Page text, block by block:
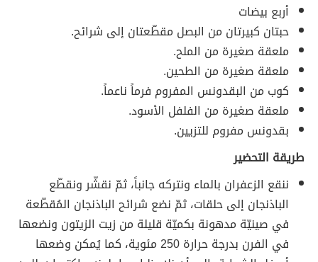
أربع بيضات
حبتان كبيرتان من البصل مقطّعتان إلى شرائح.
ملعقة صغيرة من الملح.
ملعقة صغيرة من الطحين.
كوب من البقدونس المفروم فرماً ناعماً.
ملعقة صغيرة من الفلفل الأسود.
بقدونس مفروم للتزيين.
طريقة التحضير
ننقع الزعفران بالماء ونتركه جانباً، ثمّ نقشّر ونقطّع
الباذنجان إلى حلقات، ثمّ نضع شرائح الباذنجان المُقطّعة
في صينيّة مدهونة بكميّة قليلة من زيت الزيتون ونضعها
في الفرن بدرجة حرارة 250 مئوية، كما يُمكن وضعها